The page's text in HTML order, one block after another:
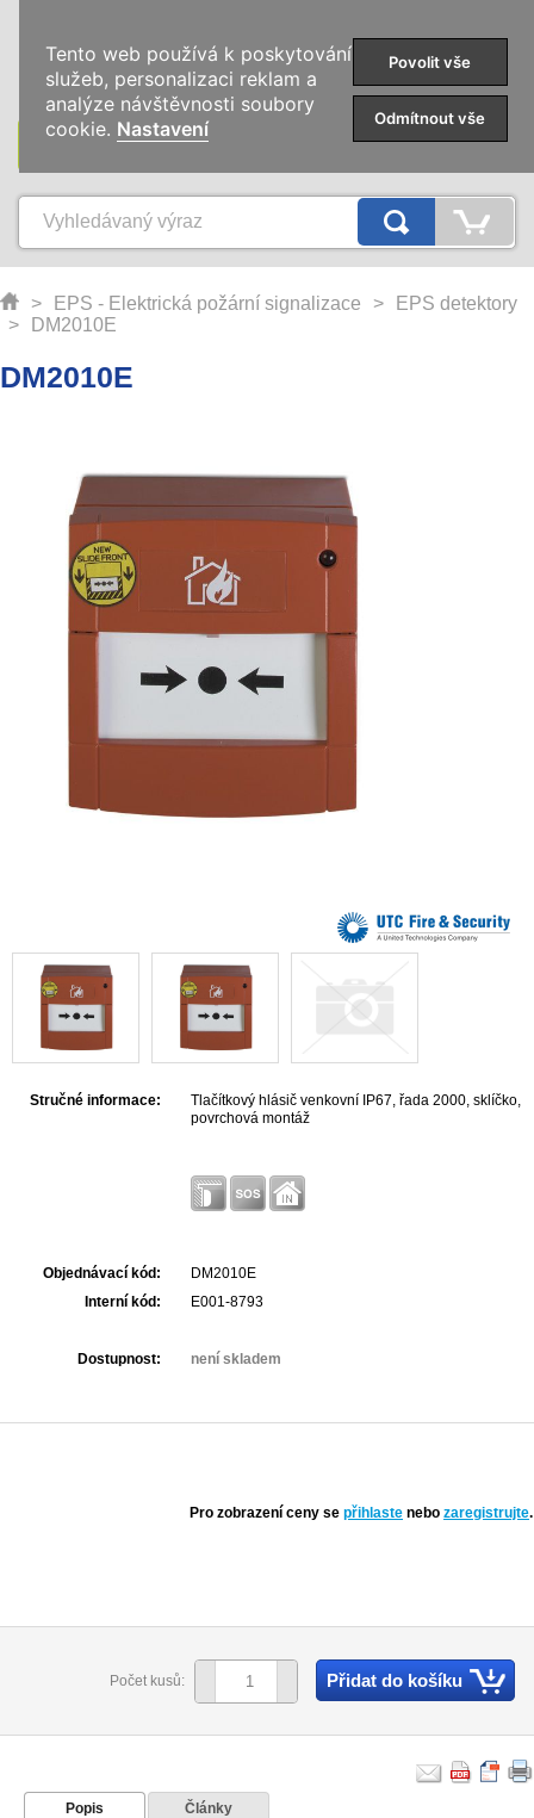
KATEGORIE
> EPS - Elektrická požární signalizace >
EPS detektory
>
DM2010E
DM2010E
Stručné informace:
Tlačítkový hlásič venkovní IP67, řada 2000, sklíčko,
povrchová montáž
Objednávací kód:
DM2010E
Interní kód:
E001-8793
Dostupnost: není skladem
Pro zobrazení ceny se přihlaste nebo zaregistrujte.
Počet kusů: Přidat do košíku
Popis Články
Tento web používá k poskytování
služeb, personalizaci reklam a
analýze návštěvnosti soubory
cookie. Nastavení
Povolit vše
Odmítnout vše